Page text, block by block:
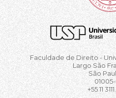
Faculdade de Direito -
Largo São
São
+55 11